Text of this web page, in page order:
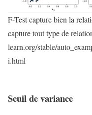
F-Test capture bien la
capture tout type de
learn.org/stable/
i.html
Seuil de variance